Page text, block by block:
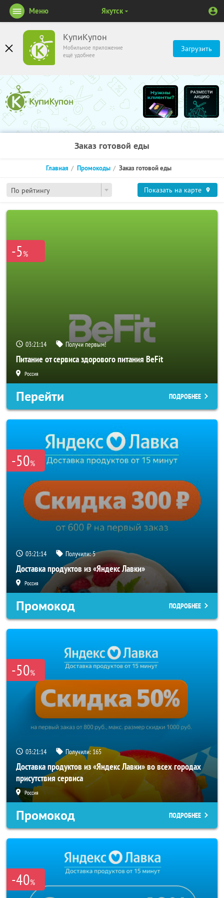
КупиКупон
Мобильное приложение
ещё удобнее
Загрузить
Меню Якутск
Заказ готовой еды
По рейтингу
Главная Промокоды Заказ готовой еды
Показать на карте
-5%
03:21:13 Получи первым!
Питание от сервиса здорового питания BeFit
Россия
Перейти ПОДРОБНЕЕ
-50%
03:21:13 Получили:5
Доставка продуктов из «Яндекс Лавки»
Россия
Промокод ПОДРОБНЕЕ
-50%
03:21:13 Получили: 165
Доставка продуктов из «Яндекс Лавки» во всех городах
присутствия сервиса
Россия
Промокод ПОДРОБНЕЕ
-40%